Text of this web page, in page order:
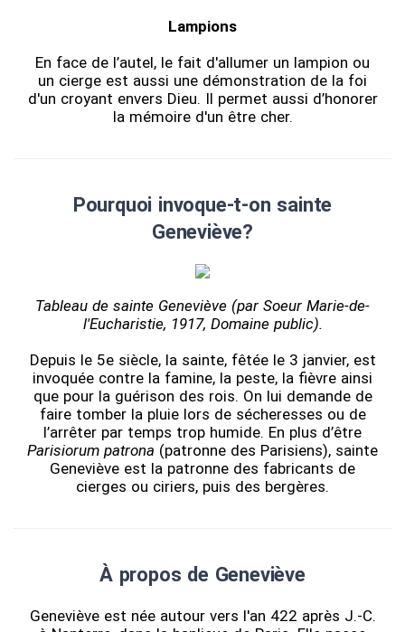
Lampions
En face de l’autel, le fait d'allumer un lampion ou
un cierge est aussi une démonstration de la foi
d'un croyant envers Dieu. Il permet aussi d’honorer
la mémoire d'un être cher.
Pourquoi invoque-t-on sainte
Geneviève?
Tableau de sainte Geneviève (par Soeur Marie-de-
l'Eucharistie, 1917, Domaine public).
Depuis le 5e siècle, la sainte, fêtée le 3 janvier, est
invoquée contre la famine, la peste, la fièvre ainsi
que pour la guérison des rois. On lui demande de
faire tomber la pluie lors de sécheresses ou de
l’arrêter par temps trop humide. En plus d’être
Parisiorum patrona (patronne des Parisiens), sainte
Geneviève est la patronne des fabricants de
cierges ou ciriers, puis des bergères.
À propos de Geneviève
Geneviève est née autour vers l'an 422 après J.-C.